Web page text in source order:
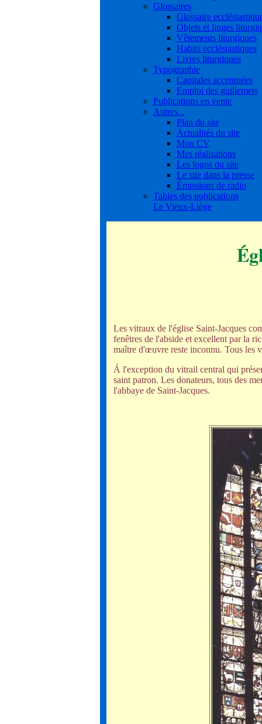
Glossaires
Glossaire
Objets et linges
Vêtements liturgiques
Habits ecclésiastiques
Livres liturgiques
Typographie
Capitales accentuées
Emploi des guillemets
Publications en vente
Autres...
Plan du site
Actualités du site
Mon CV
Mes réalisations
Les logos du site
Le site dans la presse
Émissions de radio
Tables des publications
Le Vieux-Liège
Les vitraux de l'église Saint-Jacques
fenêtres de l'abside et excellent par la
maître d'œuvre reste inconnu. Tous les
Á l'exception du vitrail central qui
saint patron. Les donateurs, tous des
l'abbaye de Saint-Jacques.